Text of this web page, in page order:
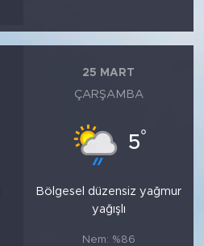
25 MART
ÇARŞAMBA
5°
Bölgesel düzensiz yağmur
yağışlı
Nem: %86